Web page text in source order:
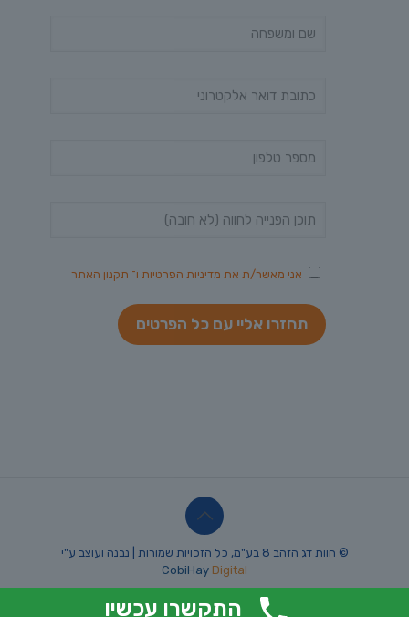
אני מאשר/ת את מדיניות הפרטיות ו־ תקנון האתר
© חוות דג הזהב 8 בע"מ, כל הזכויות שמורות | נבנה ועוצב ע"י
CobiHay Digital
התקשרו עכשיו